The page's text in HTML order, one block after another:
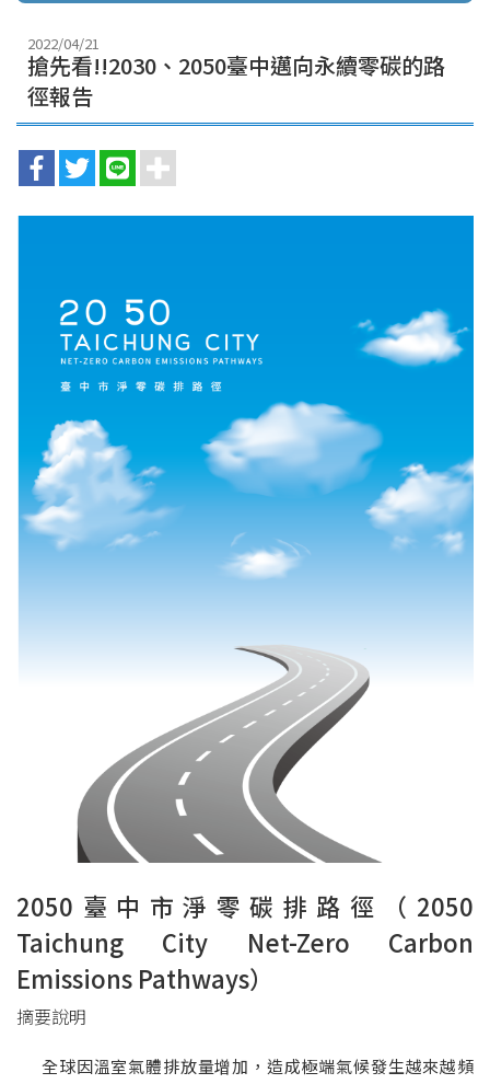
2022/04/21
搶先看!!2030、2050臺中邁向永續零碳的路
徑報告
2050臺中市淨零碳 排路徑（2050
Taichung City Net-Zero Carbon
Emissions Pathways）
摘要說明
全球因溫室氣體排放量增加，造成極端氣候發生越來越頻